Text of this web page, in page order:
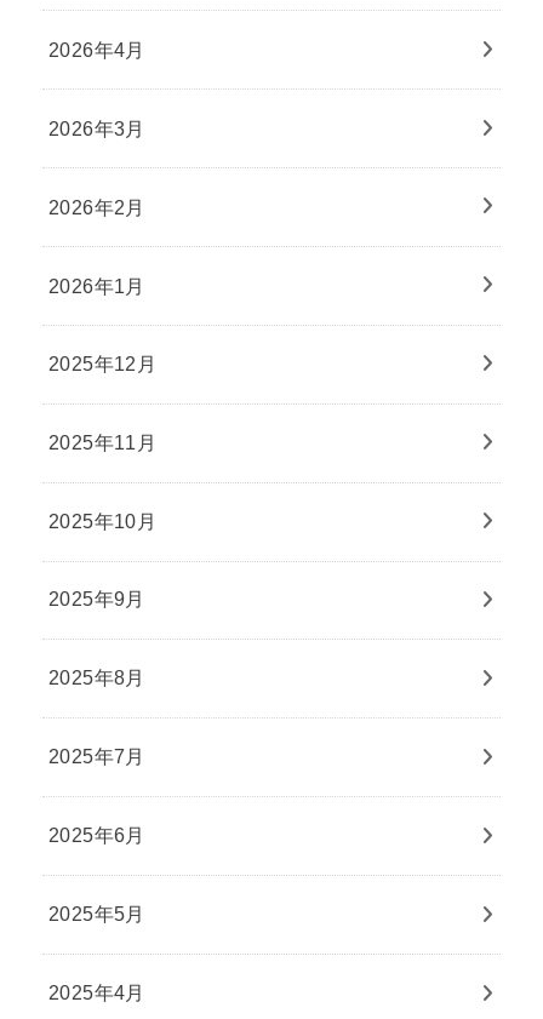
2026年4月
2026年3月
2026年2月
2026年1月
2025年12月
2025年11月
2025年10月
2025年9月
2025年8月
2025年7月
2025年6月
2025年5月
2025年4月